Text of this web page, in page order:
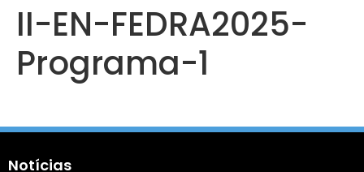
II-EN-FEDRA2025-
Programa-1
Notícias